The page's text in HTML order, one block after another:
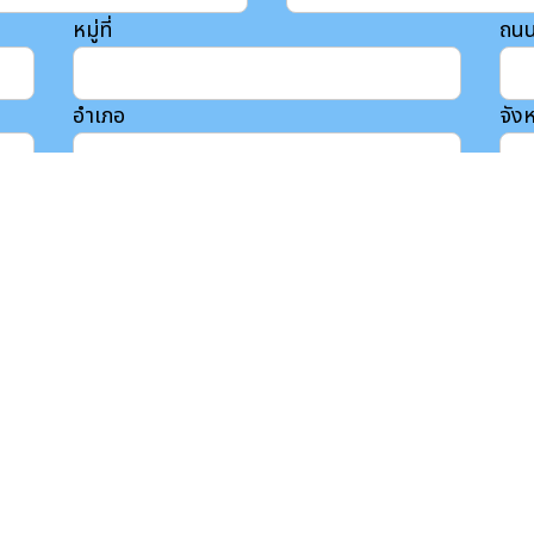
หมู่ที่ ถนน
อำเภอ จัง